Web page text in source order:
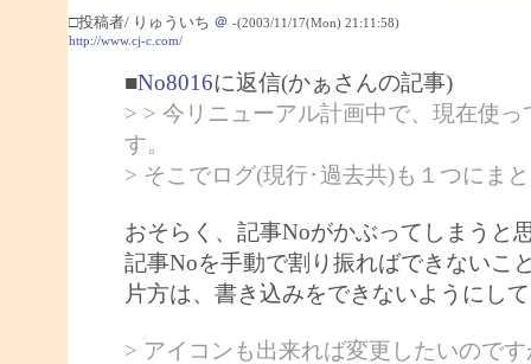
□投稿者/ りゅういち ＠ -(2003/11/17(Mon) 21:11:58)
http://www.cj-c.com/
■No8016に返信(かぁさんの記事)
> > 今リニューアル計画中で、現在使
す。
> そこでログ(現行･過去共)も１つにま
おそらく、記事Noがかぶってしまうと
記事Noを手動で割り振ればできないこ
片方は、書き込みをできないようにし
> アイコンも出来れば変更したいのです